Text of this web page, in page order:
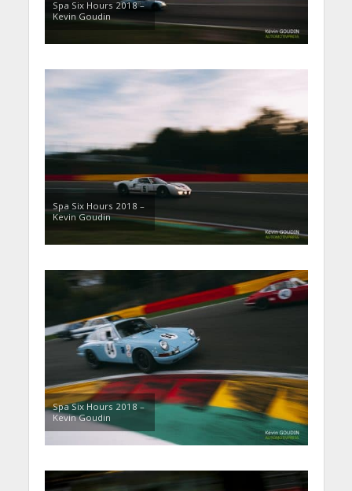
Spa Six Hours 2018 –
Kevin Goudin
Spa Six Hours 2018 –
Kevin Goudin
Spa Six Hours 2018 –
Kevin Goudin